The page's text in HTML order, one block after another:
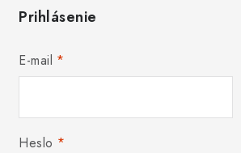
Prihlásenie
E-mail
Heslo